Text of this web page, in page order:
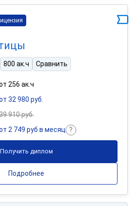
800 ак.ч Сравнить
256 ак.ч
32 980 руб.
910 руб.
2 749 руб в месяц
Получить диплом
Подробнее